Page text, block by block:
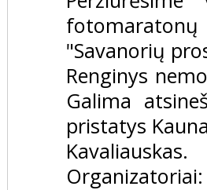
"Savanorių
Renginys
Galima
pristatys
Kavaliauskas.
Organizatoriai: